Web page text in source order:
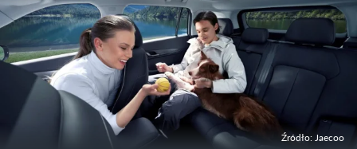
Źródło: Jaecoo